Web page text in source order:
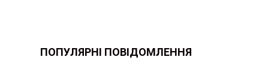
ПОПУЛЯРНІ ПОВІДОМЛЕННЯ